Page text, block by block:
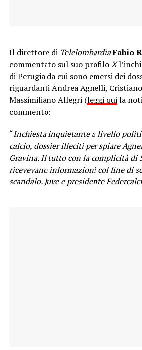
Il direttore di TelelombardiaFabio
commentato sul suo profiloX
di Perugia da cui sono emersi dei
riguardanti Andrea Agnelli,
Massimiliano Allegri (leggi quila
commento:
“Inchiesta inquietante a livello
calcio, dossier illeciti per spiare
Gravina. Il tutto con la complicità di
ricevevano informazioni col fine di
scandalo. Juve e presidente